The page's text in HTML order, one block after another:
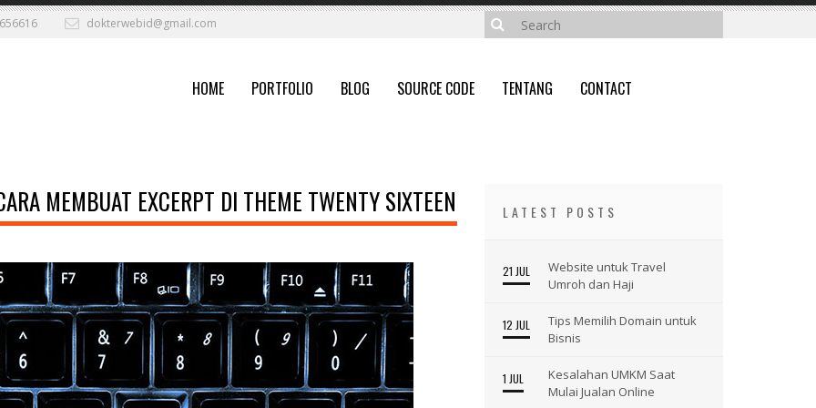
dokterwebid@gmail.com
HOME PORTFOLIO BLOG SOURCE CODE TENTANG CONTACT
MEMBUAT EXCERPT DI THEME TWENTY SIXTEEN LATEST POSTS
21 JUL
Website untuk Travel
Umroh dan Haji
12 JUL
Tips Memilih Domain untuk
Bisnis
1 JUL
Kesalahan UMKM Saat
Mulai Jualan Online